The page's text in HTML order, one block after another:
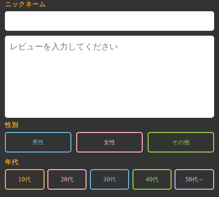
ニックネーム
性別
男性 女性 その他
年代
10代 20代 30代 40代 50代～